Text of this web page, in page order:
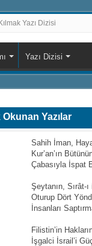
Yazı Dizisi
Yazı Dizisi
Yazılar
Sahih İman,
Kur’an’ın
Çabasıyla İspat
Şeytanın, Sırât-
Oturup Dört
İnsanları
Filistin’in
İşgalci İsrail’i